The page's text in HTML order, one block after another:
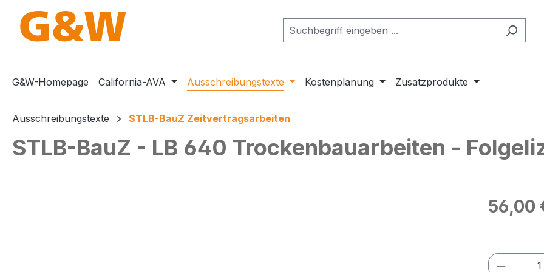
Hauptinhalt springen
Zur Suche springen
Zur Hauptnavigation springen
G&W-Homepage California-AVA Ausschreibungstexte Kostenplanung Zusatzprodukte
Ausschreibungstexte STLB-BauZ Zeitvertragsarbeiten
STLB-BauZ - LB 640 Trockenbauarbeiten -
Regulärer
56,00